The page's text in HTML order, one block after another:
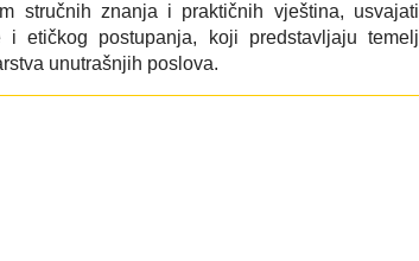
stručnih znanja i praktičnih vještina, usvajati
i etičkog postupanja, koji predstavljaju temelj
unutrašnjih poslova.